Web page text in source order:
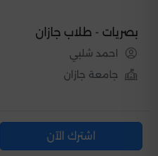
بصريات - طلاب جازان
احمد شلبي
جامعة جازان
اشترك الآن